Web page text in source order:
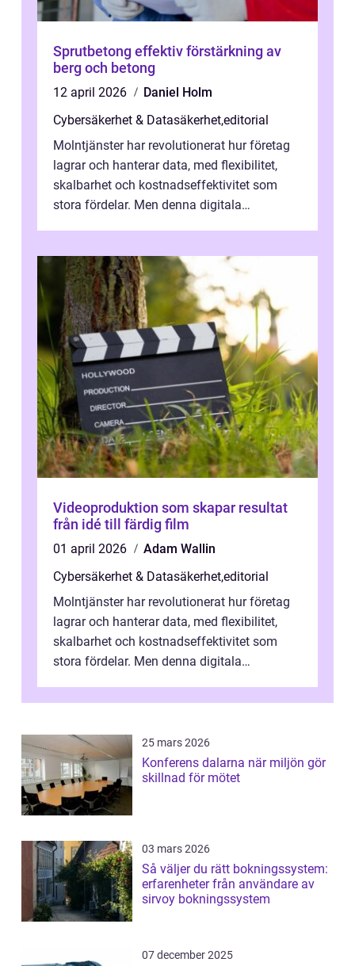
Sprutbetong effektiv förstärkning av
berg och betong
12 april 2026
Daniel Holm
Cybersäkerhet & Datasäkerhet,editorial
Molntjänster har revolutionerat hur företag
lagrar och hanterar data, med flexibilitet,
skalbarhet och kostnadseffektivitet som
stora fördelar. Men denna digitala
Videoproduktion som skapar resultat
från idé till färdig film
01 april 2026
Adam Wallin
Cybersäkerhet & Datasäkerhet,editorial
Molntjänster har revolutionerat hur företag
lagrar och hanterar data, med flexibilitet,
skalbarhet och kostnadseffektivitet som
stora fördelar. Men denna digitala
25 mars 2026
Konferens dalarna när miljön gör
skillnad för mötet
03 mars 2026
Så väljer du rätt bokningssystem:
erfarenheter från användare av
sirvoy bokningssystem
07 december 2025